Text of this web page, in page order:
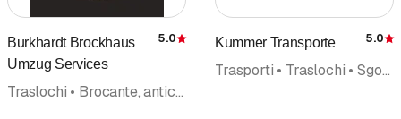
Burkhardt Brockhaus
Umzug Services
Recensione
5.0
Traslochi • Brocante, anticaglie • Trasporti • Pulizie • Pulizia, imprese • Sgombero • Second-Hand-Shop • Online Shopping
Kummer Transporte 5.0
Trasporti • Traslochi • Sgombero